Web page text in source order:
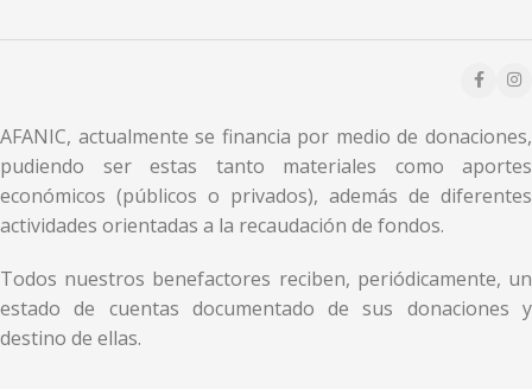
AFANIC, actualmente se financia por medio de donaciones,
pudiendo ser estas tanto materiales como aportes
económicos (públicos o privados), además de diferentes
actividades orientadas a la recaudación de fondos.
Todos nuestros benefactores reciben, periódicamente, un
estado de cuentas documentado de sus donaciones y
destino de ellas.